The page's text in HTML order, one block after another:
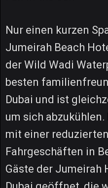
Nur einen kurzen
Jumeirah Beach
der Wild Wadi
besten
Dubai und ist
um sich
mit einer
Fahrgeschäften in
Gäste der Jumeirah